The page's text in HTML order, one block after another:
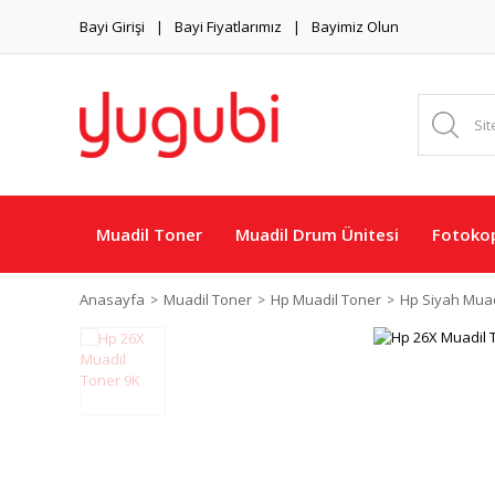
Bayi Girişi Bayi Fiyatlarımız Bayimiz Olun
Muadil Toner Muadil Drum Ünitesi
Anasayfa Muadil Toner Hp Muadil Toner Hp Siyah